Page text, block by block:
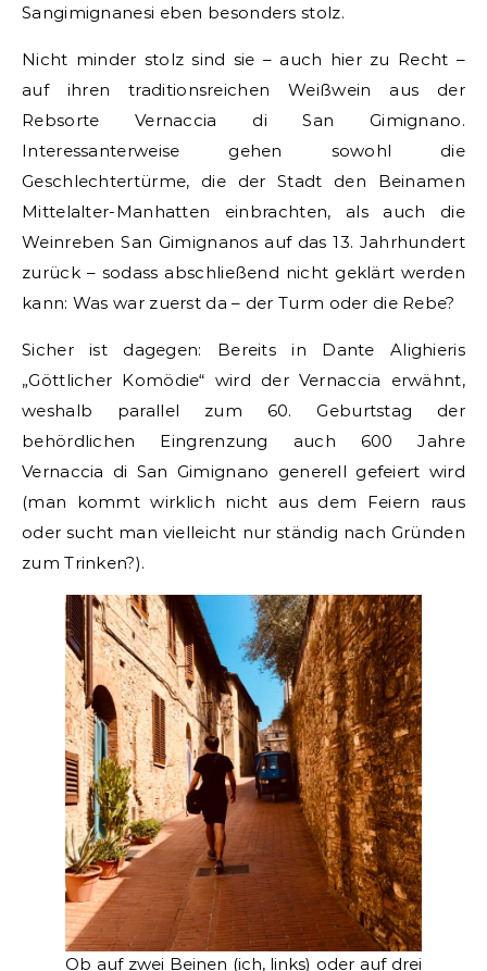
Sangimignanesi eben besonders stolz.
Nicht minder stolz sind sie – auch hier zu Recht –
auf ihren traditionsreichen Weißwein aus der
Rebsorte Vernaccia di San Gimignano.
Interessanterweise gehen sowohl die
Geschlechtertürme, die der Stadt den Beinamen
Mittelalter-Manhatten einbrachten, als auch die
Weinreben San Gimignanos auf das 13. Jahrhundert
zurück – sodass abschließend nicht geklärt werden
kann: Was war zuerst da – der Turm oder die Rebe?
Sicher ist dagegen: Bereits in Dante Alighieris
„Göttlicher Komödie“ wird der Vernaccia erwähnt,
weshalb parallel zum 60. Geburtstag der
behördlichen Eingrenzung auch 600 Jahre
Vernaccia di San Gimignano generell gefeiert wird
(man kommt wirklich nicht aus dem Feiern raus
oder sucht man vielleicht nur ständig nach Gründen
zum Trinken?).
Ob auf zwei Beinen (ich, links) oder auf drei